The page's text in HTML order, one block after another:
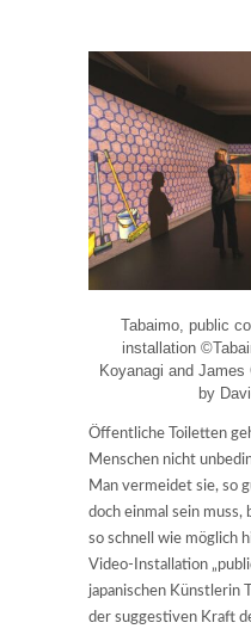
Tabaimo, public
installation
Koyanagi and
by
Öffentliche Toiletten
Menschen nicht
Man vermeidet sie, so
doch einmal sein muss,
so schnell wie möglich
Video-Installation
japanischen Künstlerin
der suggestiven Kraft